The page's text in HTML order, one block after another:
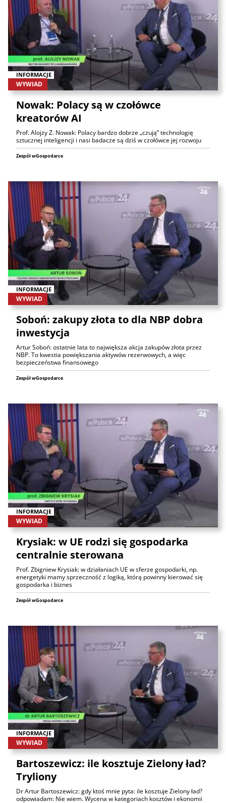
INFORMACJE
WYWIAD
Nowak: Polacy są w czołówce
kreatorów AI
Prof. Alojzy Z. Nowak: Polacy bardzo dobrze „czują” technologię
sztucznej inteligencji i nasi badacze są dziś w czołówce jej rozwoju
Zespół wGospodarce
INFORMACJE
WYWIAD
Soboń: zakupy złota to dla NBP dobra
inwestycja
Artur Soboń: ostatnie lata to największa akcja zakupów złota przez
NBP. To kwestia powiększania aktywów rezerwowych, a więc
bezpieczeństwa finansowego
Zespół wGospodarce
INFORMACJE
WYWIAD
Krysiak: w UE rodzi się gospodarka
centralnie sterowana
Prof. Zbigniew Krysiak: w działaniach UE w sferze gospodarki, np.
energetyki mamy sprzeczność z logiką, którą powinny kierować się
gospodarka i biznes
Zespół wGospodarce
INFORMACJE
WYWIAD
Bartoszewicz: ile kosztuje Zielony ład?
Tryliony
Dr Artur Bartoszewicz: gdy ktoś mnie pyta: ile kosztuje Zielony ład?
odpowiadam: Nie wiem. Wycena w kategoriach kosztów i ekonomii